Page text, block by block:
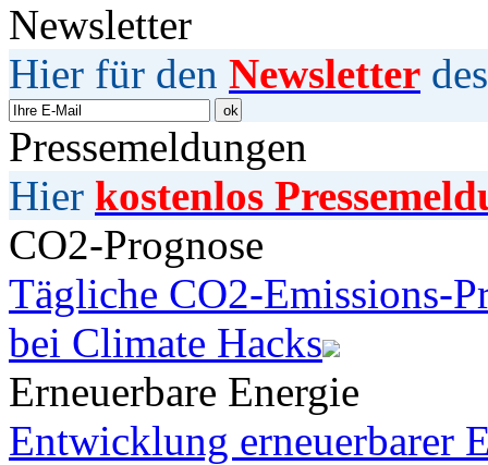
Newsletter
Hier für den Newsletter
Pressemeldungen
Hier kostenlos
CO2-Prognose
Tägliche CO2-Emissions-
bei Climate Hacks
Erneuerbare Energie
Entwicklung erneuerbarer